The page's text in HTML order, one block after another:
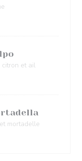
citron et ail
mortadelle